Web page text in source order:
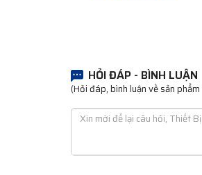
HỎI ĐÁP - BÌNH LUẬN
(Hỏi đáp, bình luận về sản phẩm